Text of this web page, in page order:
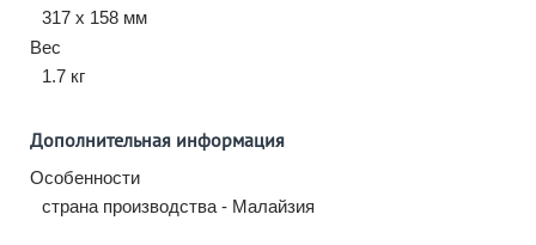
317 x 158 мм
Вес
1.7 кг
Дополнительная информация
Особенности
страна производства - Малайзия